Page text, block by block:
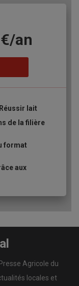
an
lait
de la filière
format
aux
Agricole du
locales et